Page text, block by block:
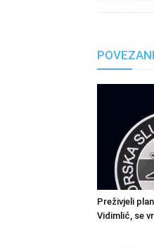
Preživjeli
Vidimlić, se